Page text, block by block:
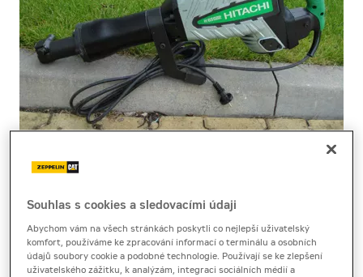
Cena za pronájem
1 - 22 dnů
520 Kč bez DPH
Souhlas s cookies a sledovacími údaji
Abychom vám na všech stránkách poskytli co nejlepší uživatelský
komfort, používáme ke zpracování informací o terminálu a osobních
údajů soubory cookie a podobné technologie. Používají se ke zlepšení
uživatelského zážitku, k analýzám, integraci sociálních médií a